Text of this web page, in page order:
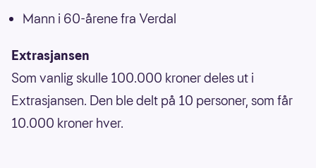
Mann i 60-årene fra Verdal
Extrasjansen
Som vanlig skulle 100.000 kroner deles ut i
Extrasjansen. Den ble delt på 10 personer, som får
10.000 kroner hver.